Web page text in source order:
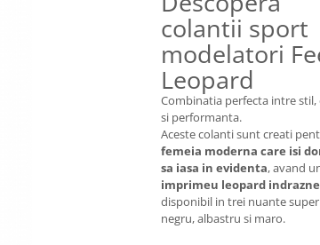
colantii sport
modelatori
Leopard
Combinatia perfecta intre
si performanta.
Aceste colanti sunt creati
femeia moderna care isi
sa iasa in evidenta, avand
imprimeu leopard
disponibil in trei nuante
negru, albastru si maro.